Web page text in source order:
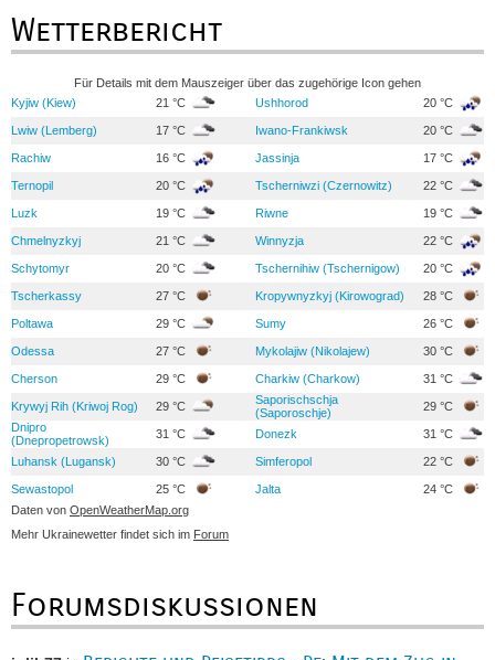
Wetterbericht
Für Details mit dem Mauszeiger über das zugehörige Icon gehen
Kyjiw (Kiew)
21 °C Ushhorod 20 °C
Lwiw (Lemberg) 17 °C Iwano-Frankiwsk 20 °C
Rachiw 16 °C Jassinja 17 °C
Ternopil 20 °C Tscherniwzi (Czernowitz) 22 °C
Luzk 19 °C Riwne 19 °C
Chmelnyzkyj 21 °C Winnyzja 22 °C
Schytomyr 20 °C Tschernihiw (Tschernigow) 20 °C
Tscherkassy 27 °C Kropywnyzkyj (Kirowograd) 28 °C
Poltawa 29 °C Sumy 26 °C
Odessa 27 °C Mykolajiw (Nikolajew) 30 °C
Cherson 29 °C Charkiw (Charkow) 31 °C
Krywyj Rih (Kriwoj Rog) 29 °C
Saporischschja
(Saporoschje)
29 °C
Dnipro
(Dnepropetrowsk)
31 °C Donezk 31 °C
Luhansk (Lugansk) 30 °C Simferopol 22 °C
Sewastopol 25 °C Jalta
24 °C
Daten von OpenWeatherMap.org
Mehr Ukrainewetter findet sich im Forum
Forumsdiskussionen